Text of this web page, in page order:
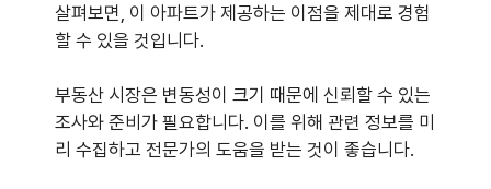
살펴보면, 이 아파트가 제공하는 이점을 제대로 경험
할 수 있을 것입니다.
부동산 시장은 변동성이 크기 때문에 신뢰할 수 있는
조사와 준비가 필요합니다. 이를 위해 관련 정보를 미
리 수집하고 전문가의 도움을 받는 것이 좋습니다.